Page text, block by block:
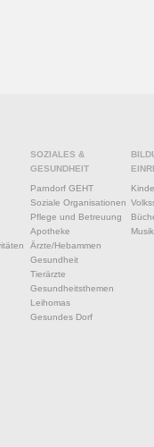
SOZIALES &
GESUNDHEIT
Parndorf GEHT
Soziale Organisationen
Pflege und Betreuung
Apotheke
Ärzte/Hebammen
Gesundheit
Tierärzte
Gesundheitsthemen
Leihomas
Gesundes Dorf